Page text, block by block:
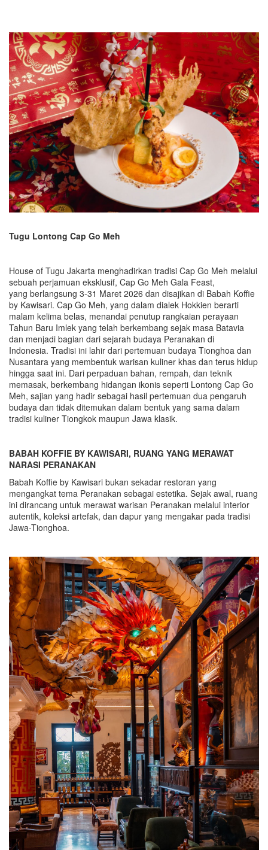
Tugu Lontong Cap Go Meh
House of Tugu Jakarta menghadirkan tradisi Cap Go Meh melalui
sebuah perjamuan eksklusif, Cap Go Meh Gala Feast,
yang berlangsung 3-31 Maret 2026 dan disajikan di Babah Koffie
by Kawisari. Cap Go Meh, yang dalam dialek Hokkien berarti
malam kelima belas, menandai penutup rangkaian perayaan
Tahun Baru Imlek yang telah berkembang sejak masa Batavia
dan menjadi bagian dari sejarah budaya Peranakan di
Indonesia. Tradisi ini lahir dari pertemuan budaya Tionghoa dan
Nusantara yang membentuk warisan kuliner khas dan terus hidup
hingga saat ini. Dari perpaduan bahan, rempah, dan teknik
memasak, berkembang hidangan ikonis seperti Lontong Cap Go
Meh, sajian yang hadir sebagai hasil pertemuan dua pengaruh
budaya dan tidak ditemukan dalam bentuk yang sama dalam
tradisi kuliner Tiongkok maupun Jawa klasik.
BABAH KOFFIE BY KAWISARI, RUANG YANG MERAWAT
NARASI PERANAKAN
Babah Koffie by Kawisari bukan sekadar restoran yang
mengangkat tema Peranakan sebagai estetika. Sejak awal, ruang
ini dirancang untuk merawat warisan Peranakan melalui interior
autentik, koleksi artefak, dan dapur yang mengakar pada tradisi
Jawa-Tionghoa.